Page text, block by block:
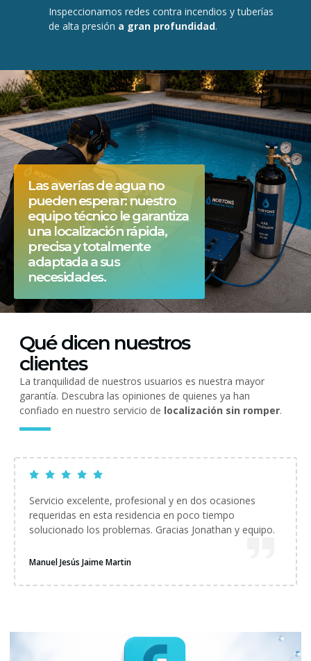
Inspeccionamos redes contra incendios y tuberías
de alta presión a gran profundidad.
Las averías de agua no
pueden esperar: nuestro
equipo técnico le garantiza
una localización rápida,
precisa y totalmente
adaptada a sus
necesidades.
Qué dicen nuestros
clientes
La tranquilidad de nuestros usuarios es nuestra mayor
garantía. Descubra las opiniones de quienes ya han
confiado en nuestro servicio de localización sin romper.
Servicio excelente, profesional y en dos ocasiones
requeridas en esta residencia en poco tiempo
solucionado los problemas. Gracias Jonathan y equipo.
Manuel Jesús Jaime Martin